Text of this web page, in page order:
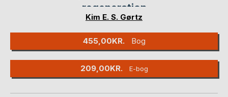
regeneration
Kim E. S. Gørtz
455,00KR. Bog
209,00KR. E-bog